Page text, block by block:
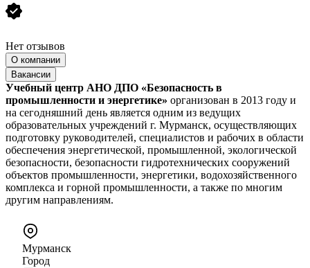
Нет отзывов
О компании
Вакансии
Учебный центр АНО ДПО «Безопасность в
промышленности и энергетике» организован в 2013 году и
на сегодняшний день является одним из ведущих
образовательных учреждений г. Мурманск, осуществляющих
подготовку руководителей, специалистов и рабочих в области
обеспечения энергетической, промышленной, экологической
безопасности, безопасности гидротехнических сооружений
объектов промышленности, энергетики, водохозяйственного
комплекса и горной промышленности, а также по многим
другим направлениям.
Мурманск
Город